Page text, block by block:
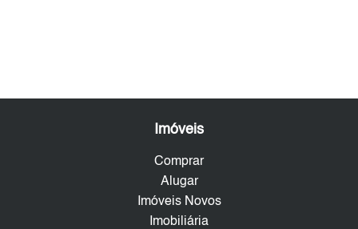
Imóveis
Comprar
Alugar
Imóveis Novos
Imobiliária